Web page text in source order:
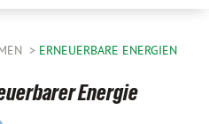
ERNEUERBARE ENERGIEN
Energie